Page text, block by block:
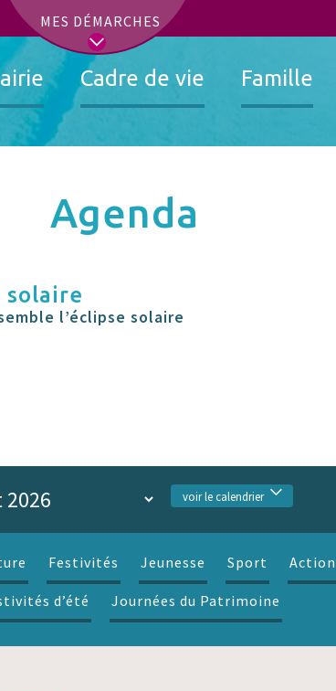
MES DÉMARCHES
Mairie Cadre de vie Famille
Agenda
solaire
l’éclipse solaire
voir le calendrier
Festivités Jeunesse Sport
d’été Journées du Patrimoine